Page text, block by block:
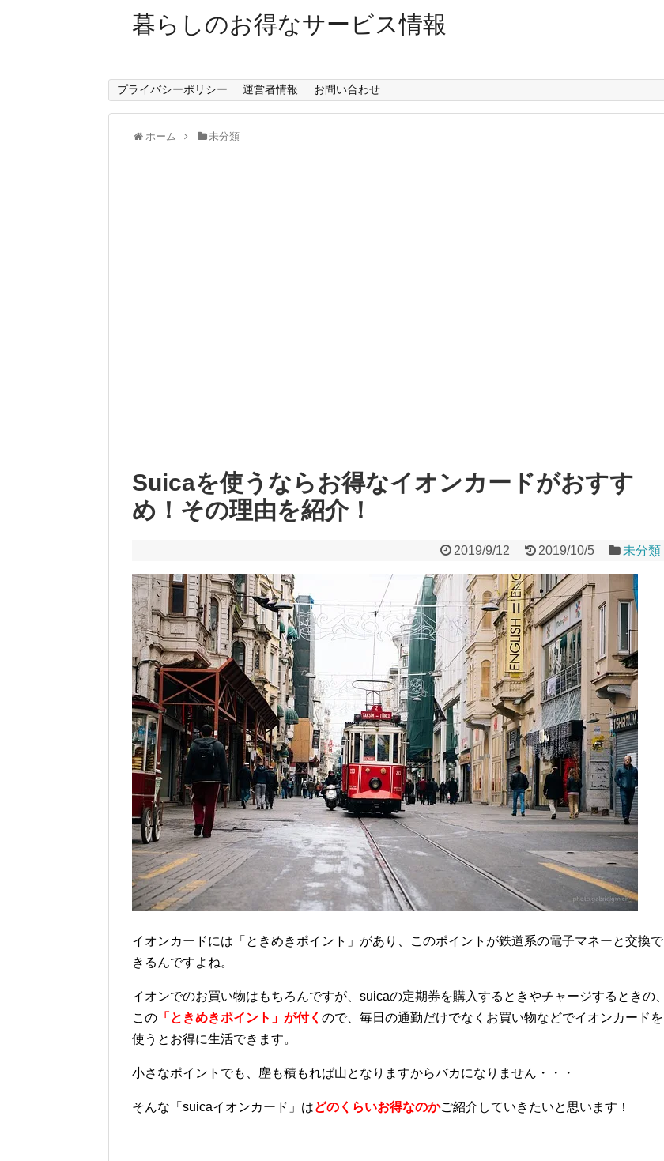
暮らしのお得なサービス情報
プライバシーポリシー 運営者情報 お問い合わせ
ホーム 未分類
Suicaを使うならお得なイオンカードがおすす
め！その理由を紹介！
2019/9/12 2019/10/5 未分類
イオンカードには「ときめきポイント」があり、このポイントが鉄道系の電子マネーと交換で
きるんですよね。
イオンでのお買い物はもちろんですが、suicaの定期券を購入するときやチャージするときの、
この 「ときめきポイント」が付く ので、毎日の通勤だけでなくお買い物などでイオンカードを
使うとお得に生活できます。
小さなポイントでも、塵も積もれば山となりますからバカになりません・・・
そんな「suicaイオンカード」はどのくらいお得なのかご紹介していきたいと思います！